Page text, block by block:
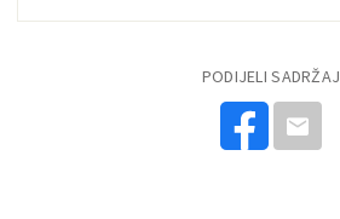
PODIJELI SADRŽAJ